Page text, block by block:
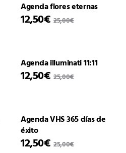
Agenda flores eternas
12,50€ 25,00€
Agenda illuminati 11:11
12,50€ 25,00€
Agenda VHS 365 días de
éxito
12,50€ 25,00€